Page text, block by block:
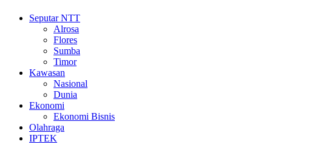
Seputar NTT
Alrosa
Flores
Sumba
Timor
Kawasan
Nasional
Dunia
Ekonomi
Ekonomi Bisnis
Olahraga
IPTEK